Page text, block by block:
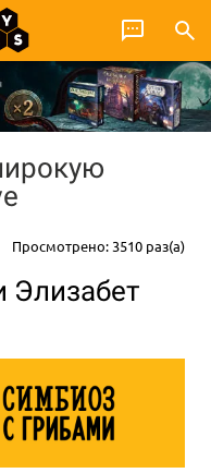
Просмотрено: 3510 раз(а)
Элизабет